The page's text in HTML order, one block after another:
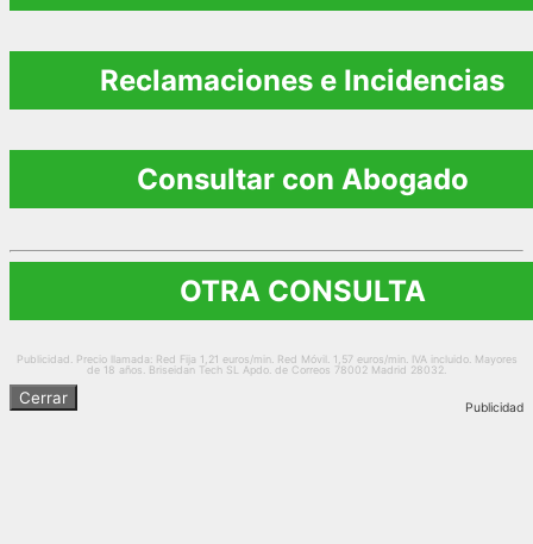
Reclamaciones e Incidencias
Consultar con Abogado
OTRA CONSULTA
Publicidad. Precio llamada: Red Fija 1,21 euros/min. Red Móvil. 1,57 euros/min. IVA incluido. Mayores
de 18 años. Briseidan Tech SL Apdo. de Correos 78002 Madrid 28032.
Publicidad
Cerrar